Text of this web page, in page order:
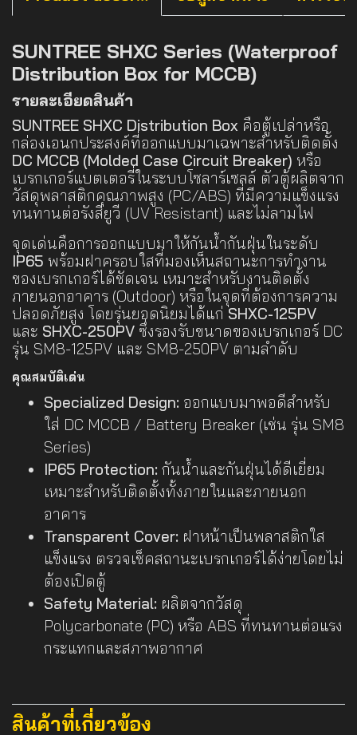
SUNTREE SHXC Series (Waterproof
Distribution Box for MCCB)
รายละเอียดสินค้า
SUNTREE SHXC Distribution Box คือตู้เปล่าหรือ
กล่องเอนกประสงค์ที่ออกแบบมาเฉพาะสำหรับติดตั้ง
DC MCCB (Molded Case Circuit Breaker) หรือ
เบรกเกอร์แบตเตอรี่ในระบบโซลาร์เซลล์ ตัวตู้ผลิตจาก
วัสดุพลาสติกคุณภาพสูง (PC/ABS) ที่มีความแข็งแรง
ทนทานต่อรังสียูวี (UV Resistant) และไม่ลามไฟ
จุดเด่นคือการออกแบบมาให้กันน้ำกันฝุ่นในระดับ
IP65 พร้อมฝาครอบใสที่มองเห็นสถานะการทำงาน
ของเบรกเกอร์ได้ชัดเจน เหมาะสำหรับงานติดตั้ง
ภายนอกอาคาร (Outdoor) หรือในจุดที่ต้องการความ
ปลอดภัยสูง โดยรุ่นยอดนิยมได้แก่ SHXC-125PV
และ SHXC-250PV ซึ่งรองรับขนาดของเบรกเกอร์ DC
รุ่น SM8-125PV และ SM8-250PV ตามลำดับ
คุณสมบัติเด่น
Specialized Design: ออกแบบมาพอดีสำหรับ
ใส่ DC MCCB / Battery Breaker (เช่น รุ่น SM8
Series)
IP65 Protection: กันน้ำและกันฝุ่นได้ดีเยี่ยม
เหมาะสำหรับติดตั้งทั้งภายในและภายนอก
อาคาร
Transparent Cover: ฝาหน้าเป็นพลาสติกใส
แข็งแรง ตรวจเช็คสถานะเบรกเกอร์ได้ง่ายโดยไม่
ต้องเปิดตู้
Safety Material: ผลิตจากวัสดุ
Polycarbonate (PC) หรือ ABS ที่ทนทานต่อแรง
กระแทกและสภาพอากาศ
สินค้าที่เกี่ยวข้อง